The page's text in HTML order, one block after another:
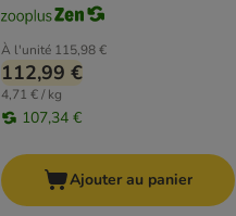
À l'unité 115,98 €
112,99 €
4,71 € / kg
107,34 €
Ajouter au panier